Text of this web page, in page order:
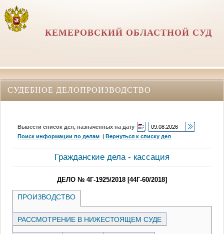
КЕМЕРОВСКИЙ ОБЛАСТНОЙ СУД
СУДЕБНОЕ ДЕЛОПРОИЗВОДСТВО
Вывести список дел, назначенных на дату
Поиск информации по делам |Вернуться к списку дел
Гражданские дела - кассация
ДЕЛО № 4Г-1925/2018 [44Г-60/2018]
ПРОИЗВОДСТВО
РАССМОТРЕНИЕ В НИЖЕСТОЯЩЕМ СУДЕ